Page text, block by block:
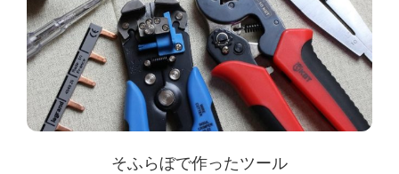
そふらぼで作ったツール